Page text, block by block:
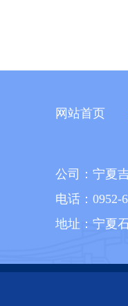
网站首页
公司：宁夏
电话：
地址：宁夏